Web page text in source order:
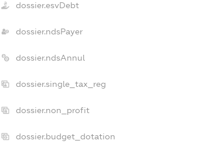
dossier.esvDebt
dossier.ndsPayer
dossier.ndsAnnul
dossier.single_tax_reg
dossier.non_profit
dossier.budget_dotation